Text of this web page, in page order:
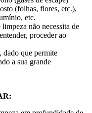
(folhas, flores, etc.),
etc.
não necessita de
proceder ao
dado que permite
a sua grande